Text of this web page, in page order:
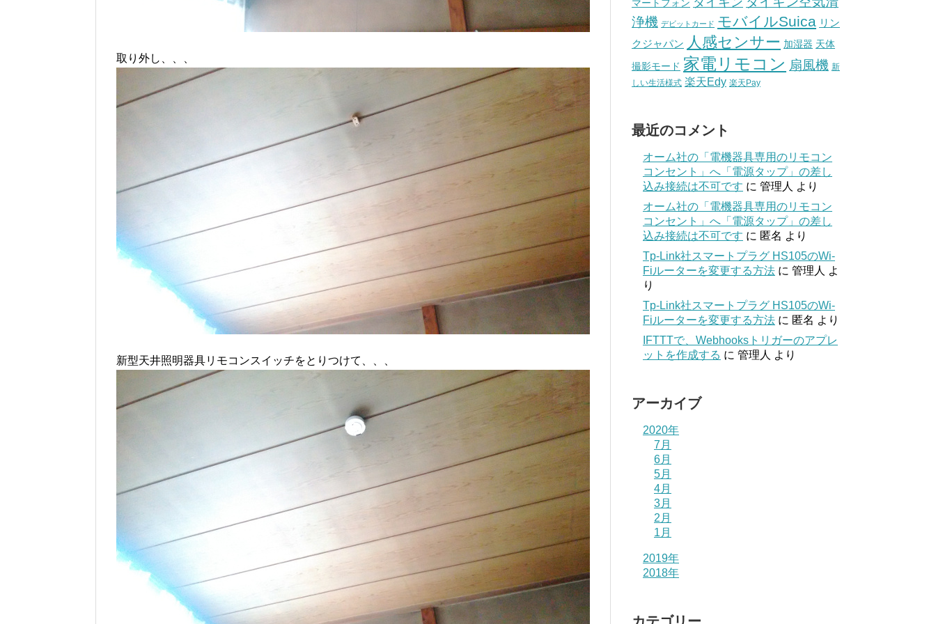
取り外し、、、
新型天井照明器具リモコンスイッチをとりつけて、、、
マートフォン
浄機 デビットカード モバイルSuica リン
クジャパン 人感センサー 加湿器 天体
撮影モード 家電リモコン 扇風機 新
しい生活様式 楽天Edy 楽天Pay
最近のコメント
オーム社の「電機器具専用のリモコン
コンセント」へ「電源タップ」の差し
込み接続は不可です に 管理人 より
オーム社の「電機器具専用のリモコン
コンセント」へ「電源タップ」の差し
込み接続は不可です に 匿名 より
Tp-Link社スマートプラグ HS105のWi-
Fiルーターを変更する方法 に 管理人 よ
り
Tp-Link社スマートプラグ HS105のWi-
Fiルーターを変更する方法 に 匿名 より
IFTTTで、Webhooksトリガーのアプレ
ットを作成する に 管理人 より
アーカイブ
2020年
7月
6月
5月
4月
3月
2月
1月
2019年
2018年